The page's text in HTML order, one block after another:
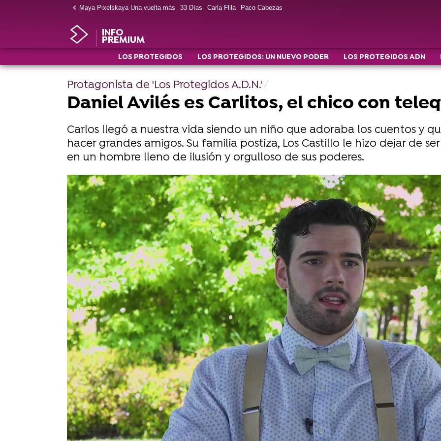
Maya Pixelskaya Una vuelta más 33 Días Carla Flila Paco Cabezas
INFO
PREMIUM
LOS PROTEGIDOS LOS PROTEGIDOS: UN NUEVO PODER LOS PROTEGIDOS ADN
Protagonista de 'Los Protegidos A.D.N.'
Daniel Avilés es Carlitos, el chico con
Carlos llegó a nuestra vida siendo un niño que adoraba los cuentos y
hacer grandes amigos. Su familia postiza, Los Castillo le hizo dejar de
en un hombre lleno de ilusión y orgulloso de sus poderes.
Carmen Pardo
Madrid
Publicado:13 de diciembre de 2022, 10:18
WhatsappFacebook
Twitter
Daniel Avilésda vida aCarlitos
, el chico con el poder de la
telequinesis en la familia Castillo. Carlos tiene una especial relación
con su padre, Mario, con el que vive desde su niñez cuando su
madre murió. La llegada del resto de chicos con poderes, les hizo